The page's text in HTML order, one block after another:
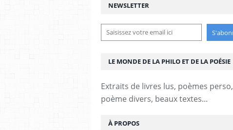
NEWSLETTER
LE MONDE DE LA PHILO ET DE LA POÉSIE
Extraits de livres lus, poèmes perso,
poème divers, beaux textes...
À PROPOS